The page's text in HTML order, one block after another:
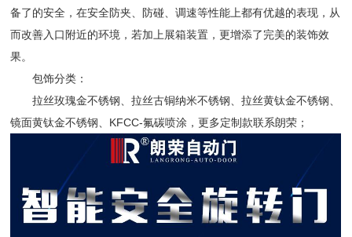
备了的安全，在安全防夹、防碰、调速等性能上都有优越的表现，从
而改善入口附近的环境，若加上展箱装置，更增添了完美的装饰效
果。
包饰分类：
拉丝玫瑰金不锈钢、拉丝古铜纳米不锈钢、拉丝黄钛金不锈钢、
镜面黄钛金不锈钢、KFCC-氟碳喷涂，更多定制款联系朗荣；